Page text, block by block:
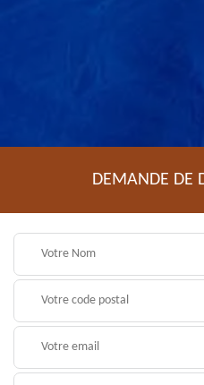
DEMANDE DE